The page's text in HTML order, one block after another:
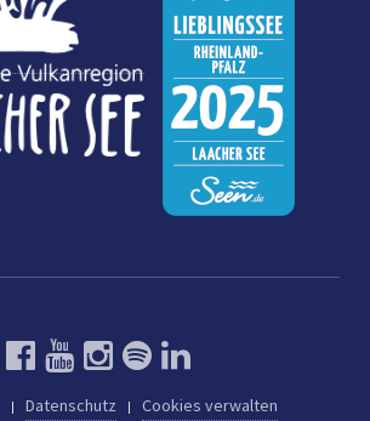
Datenschutz Cookies verwalten